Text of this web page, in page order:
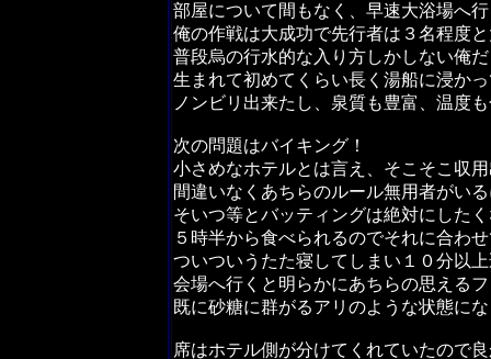
部屋について間もなく、早速大浴場へ
俺の作戦は大成功で先行者は３名程度
普段烏の行水的な入り方しかしない俺
生まれて初めてくらい長く湯船に浸か
ノンビリ出来たし、泉質も豊富、温度
次の問題はバイキング！
小さめなホテルとは言え、そこそこ収
間違いなくあちらのルール無用者がい
そいつ等とバッティングは絶対にした
５時半から食べられるのでそれに合わ
ついついうたた寝してしまい１０分以
会場へ行くと明らかにあちらの思える
既に砂糖に群がるアリのような状態に
席はホテル側が分けてくれていたので